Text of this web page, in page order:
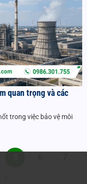
quan trọng và các
trong việc bảo vệ môi